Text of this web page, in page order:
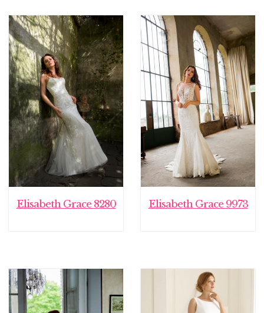
Elisabeth Grace 8280 Elisabeth Grace 9973